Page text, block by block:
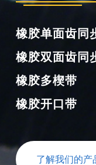
橡胶单面齿同
橡胶双面齿同
橡胶多楔带
橡胶开口带
了解我们的产